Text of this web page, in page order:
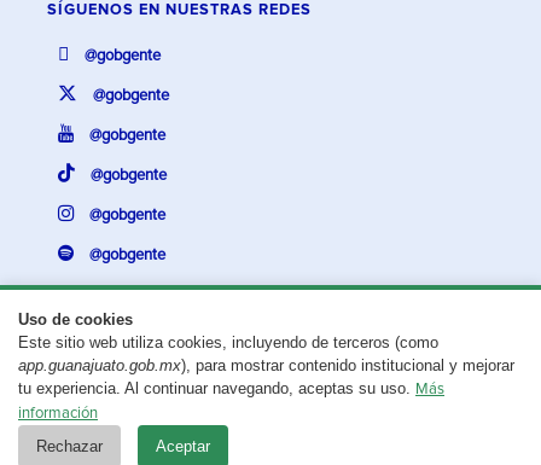
Uso de cookies
Este sitio web utiliza cookies, incluyendo de terceros (como
app.guanajuato.gob.mx), para mostrar contenido institucional y mejorar
tu experiencia. Al continuar navegando, aceptas su uso. Más
información
Rechazar Aceptar
SÍGUENOS EN NUESTRAS REDES
@gobgente
@gobgente
@gobgente
@gobgente
@gobgente
@gobgente
¿Existe algún problema con esta página?Repórtalo aquí.
Aviso legal